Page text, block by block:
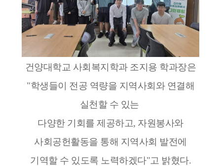
건양대학교 사회복지학과 조지용 학과장은
"학생들이 전공 역량을 지역사회와 연결해
실천할 수 있는
다양한 기회를 제공하고, 자원봉사와
사회공헌활동을 통해 지역사회 발전에
기역할 수 있도록 노력하겠다"고 밝혔다.